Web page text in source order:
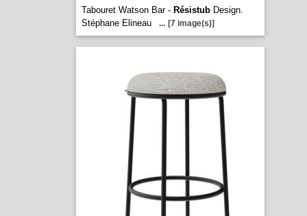
Tabouret Watson Bar - RésistubDesign.
Stéphane Elineau
... [7 image(s)]